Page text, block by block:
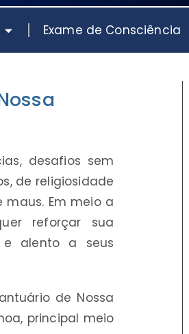
Exame de Consciência
desafios sem
de religiosidade
maus. Em meio a
reforçar sua
e alento a seus
de Nossa
principal meio